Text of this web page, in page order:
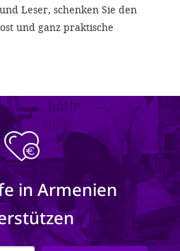
Leser, schenken Sie den
und ganz praktische
in Armenien